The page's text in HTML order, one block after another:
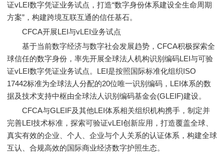
证vLEI数字凭证业务试点，打造“数字身份体系建设全生命周期
方案”，构建跨境互联互通的信任基石。
CFCA开展LEI与vLEI业务试点
基于当前数字经济与数字社会发展趋势，CFCA积极探索全
球信任的数字身份，率先开展全球法人机构识别编码LEI与可验
证vLEI数字凭证业务试点。LEI是按照国际标准化组织ISO
17442标准为全球法人分配的20位唯一识别编码，LEI体系的数
据及技术支持中枢由全球法人识别编码基金会(GLEIF)建设。
CFCA与GLEIF及其他LEI体系相关组织机构携手，制定并
完善LEI技术标准，探索可验证vLEI创新应用，打造覆盖全球、
真实有效的企业、个人、企业与个人关系的认证体系，构建全球
互认、合规高效的国际商业经济数字护照生态。